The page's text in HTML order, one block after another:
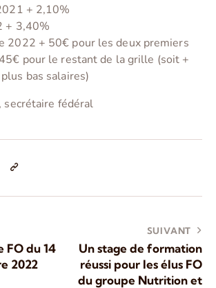
+ 2,10%
+ 3,40%
2022 + 50€ pour les deux premiers
pour le restant de la grille (soit +
bas salaires)
secrétaire fédéral
FO du 14
2022
SUIVANT
Un stage de formation
réussi pour les élus FO
du groupe Nutrition et